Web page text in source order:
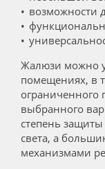
возможности
Жалюзи можно
помещениях, в
ограниченного
выбранного
степень
света, а
механизмами